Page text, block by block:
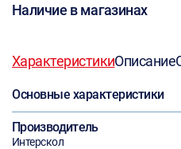
Наличие в магазинах
ХарактеристикиОписание
Основные характеристики
Производитель
Интерскол